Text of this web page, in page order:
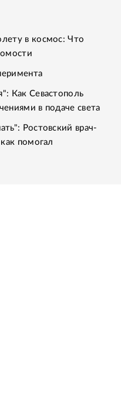
в космос: Что
Как Севастополь
в подаче света
Ростовский врач-
помогал